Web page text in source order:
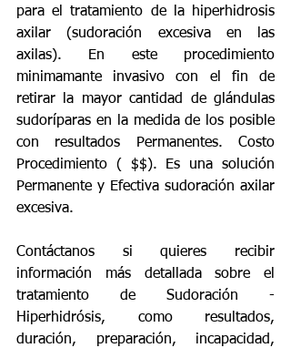
para el tratamiento de la hiperhidrosis
axilar (sudoración excesiva en las
axilas). En este procedimiento
minimamante invasivo con el fin de
retirar la mayor cantidad de glándulas
sudoríparas en la medida de los posible
con resultados Permanentes. Costo
Procedimiento ( $$). Es una solución
Permanente y Efectiva sudoración axilar
excesiva.
Contáctanos si quieres recibir
información más detallada sobre el
tratamiento de Sudoración -
Hiperhidrósis, como resultados,
duración, preparación, incapacidad,